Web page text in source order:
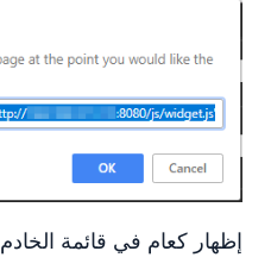
إظهار كعام في قائمة الخادم